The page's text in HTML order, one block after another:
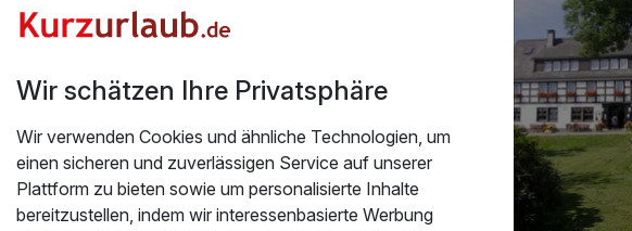
Auch vegetarische Speisen
Wir schätzen Ihre Privatsphäre
Wir verwenden Cookies und ähnliche Technologien, um
einen sicheren und zuverlässigen Service auf unserer
Plattform zu bieten sowie um personalisierte Inhalte
bereitzustellen, indem wir interessenbasierte Werbung